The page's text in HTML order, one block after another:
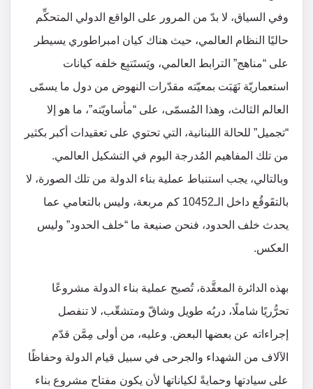
وفي السياق، لا بدّ من المرور على الواقع الدولي المتحكِّم
حاليًا النظام العالمي، حيث هناك كيان امبراطوري يسيطر
على “مناهج” الترابط العالمي، ويَستَتبِع خلفه كيانات
استعماريّة نَهَبَت بمعيّته مقدّرات النهوض من دول ما يسمّى
العالم الثالث، وهذا المُسمّى، على “مأساويّته”، ما هو إلا
“تجميل” للحالة اللبنانية، التي تحتوي على تعقيدات أكبر بكثير
من تلك المفاهيم المُدرجة اليوم في التشكيل العالمي.
وبالتالي، يجب استنباط عملية بناء الدولة من تلك الصورة، لا
بالتقَوقُع داخل الـ10452 كم مربعة، وليس بالتعامي عما
يحدث خلف الحدود، فنحن صنيعة ما “خلف الحدود” وليس
العكس.
بهذه الدائرة المعقَّدة، تُصبح عملية بناء الدولة مشروعًا
تحرُّريًا شاملًا، دربُه طويل وشاقّ ومتشعِّب، لا تنفصل
إجراءاته عن بعضها البعض. وعليه، من أولى مِمَّن قدّم
الآلاف من الشهداء والجرحى في سبيل قيام الدولة وحفاظًا
على سيادتها وحمايةً لكياناتها لأن يكون مفتاح مشروع بناء